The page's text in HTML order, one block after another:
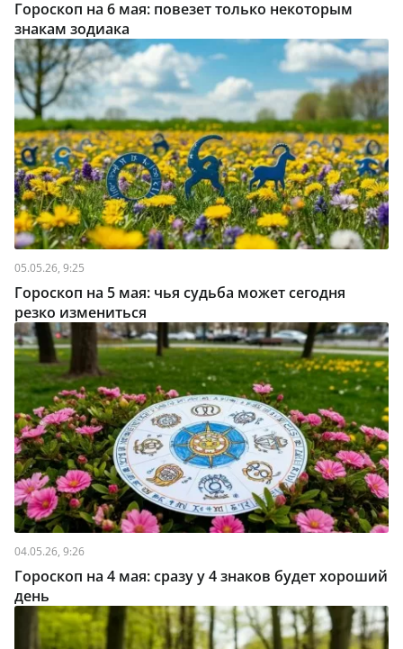
Гороскоп на 6 мая: повезет только некоторым
знакам зодиака
05.05.26, 9:25
Гороскоп на 5 мая: чья судьба может сегодня
резко измениться
04.05.26, 9:26
Гороскоп на 4 мая: сразу у 4 знаков будет хороший
день